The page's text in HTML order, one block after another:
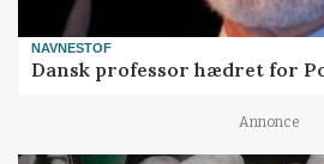
NAVNESTOF
Dansk professor hædret for
Annonce